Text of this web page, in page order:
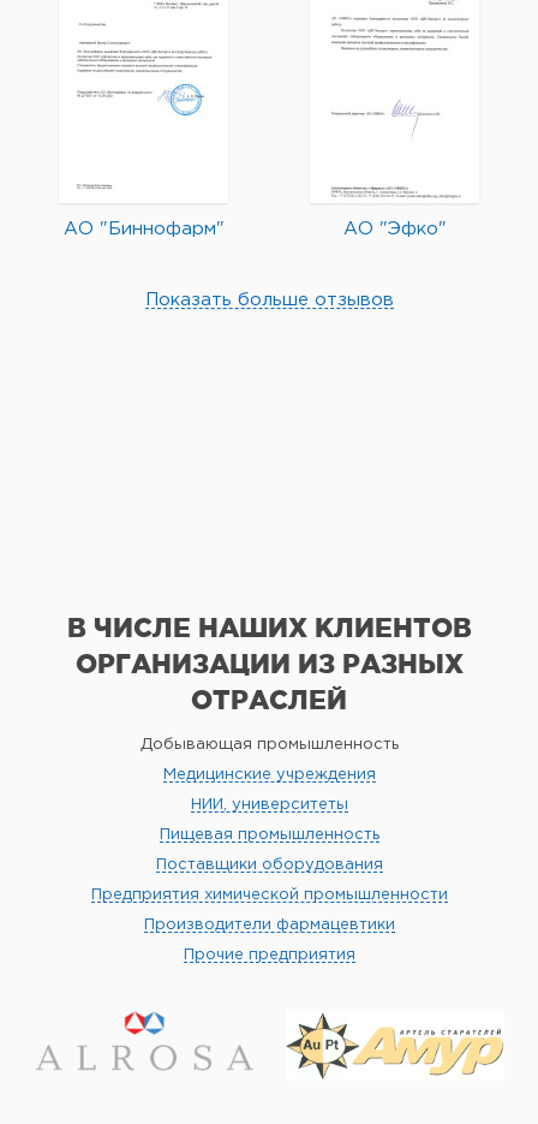
АО "Биннофарм" АО "Эфко"
Показать больше отзывов
В ЧИСЛЕ НАШИХ КЛИЕНТОВ
ОРГАНИЗАЦИИ ИЗ РАЗНЫХ
ОТРАСЛЕЙ
Добывающая промышленность
Медицинские учреждения
НИИ, университеты
Пищевая промышленность
Поставщики оборудования
Предприятия химической промышленности
Производители фармацевтики
Прочие предприятия